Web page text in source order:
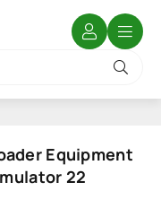
Equipment
22